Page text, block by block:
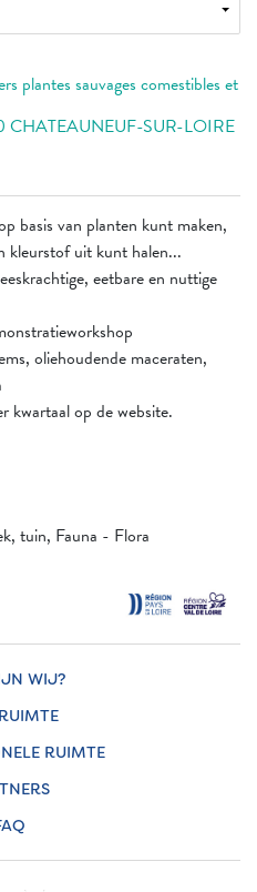
basis van planten kunt maken,
kleurstof uit kunt halen...
eetbare en nuttige
oliehoudende maceraten,
kwartaal op de website.
tuin, Fauna - Flora
plantes sauvages comestibles et
CHATEAUNEUF-SUR-LOIRE
WIJ?
RUIMTE